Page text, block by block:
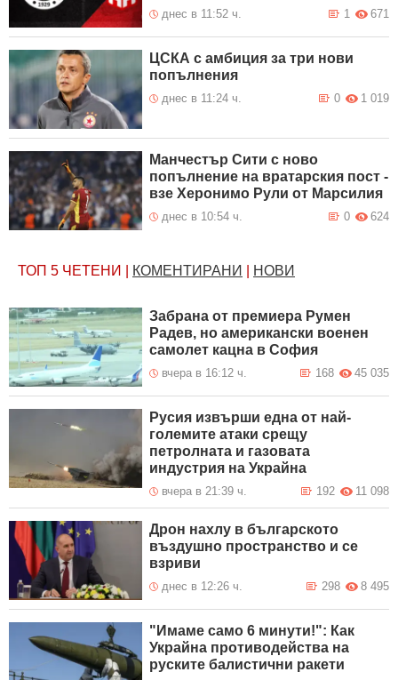
днес в 11:52 ч. 671
1
ЦСКА с амбиция за три нови
попълнения
днес в 11:24 ч. 1 019
0
Манчестър Сити с ново
попълнение на вратарския пост -
взе Херонимо Рули от Марсилия
днес в 10:54 ч. 624
0
ТОП 5 ЧЕТЕНИ КОМЕНТИРАНИ НОВИ
Забрана от премиера Румен
Радев, но американски военен
самолет кацна в София
вчера в 16:12 ч. 45 035
168
Русия извърши една от най-
големите атаки срещу
петролната и газовата
индустрия на Украйна
вчера в 21:39 ч. 11 098
192
Дрон нахлу в българското
въздушно пространство и се
взриви
днес в 12:26 ч. 8 495
298
"Имаме само 6 минути!": Как
Украйна противодейства на
руските балистични ракети